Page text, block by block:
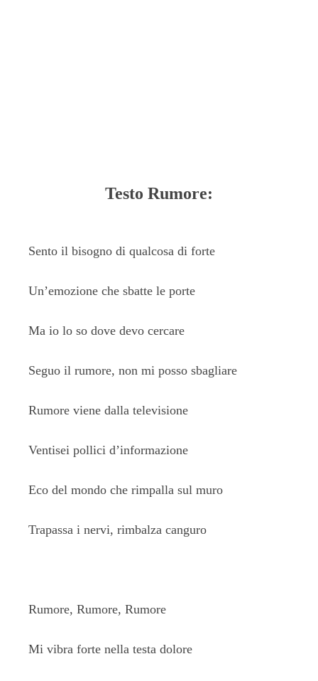
Testo Rumore:
Sento il bisogno di qualcosa di forte
Un’emozione che sbatte le porte
Ma io lo so dove devo cercare
Seguo il rumore, non mi posso sbagliare
Rumore viene dalla televisione
Ventisei pollici d’informazione
Eco del mondo che rimpalla sul muro
Trapassa i nervi, rimbalza canguro
Rumore, Rumore, Rumore
Mi vibra forte nella testa dolore